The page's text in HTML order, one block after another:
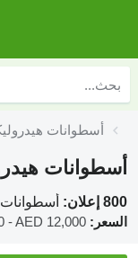
أسطوانات
أسطوانات
800 إعلان:
السعر: - AED 12,000